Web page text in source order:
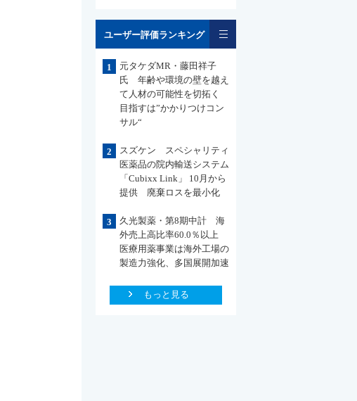
ユーザー評価ランキング
1
元タケダMR・藤田祥子
氏 年齢や環境の壁を越え
て人材の可能性を切拓く
目指すは”かかりつけコン
サル“
2
スズケン スペシャリティ
医薬品の院内輸送システム
「Cubixx Link」 10月から
提供 廃棄ロスを最小化
3
久光製薬・第8期中計 海
外売上高比率60.0％以上
医療用薬事業は海外工場の
製造力強化、多国展開加速
もっと見る